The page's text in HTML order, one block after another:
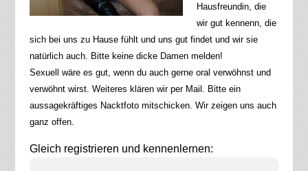
Hausfreundin, die
wir gut kennenn, die
sich bei uns zu Hause fühlt und uns gut findet und wir sie
natürlich auch. Bitte keine dicke Damen melden!
Sexuell wäre es gut, wenn du auch gerne oral verwöhnst und
verwöhnt wirst. Weiteres klären wir per Mail. Bitte ein
aussagekräftiges Nacktfoto mitschicken. Wir zeigen uns auch
ganz offen.
Gleich registrieren und kennenlernen: